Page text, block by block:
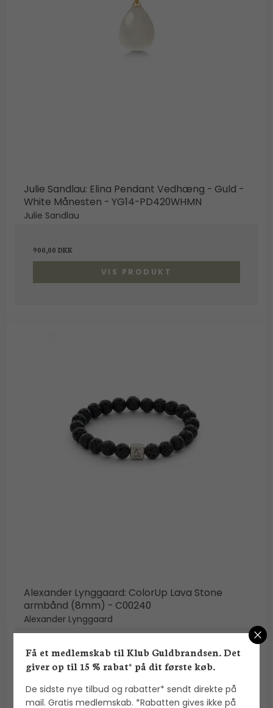
Julie Sandlau: Elina Pendant Vedhæng - Guld -
White Månesten - YG14-PD420WHMN
Julie Sandlau
900,00 DKK
VIS PRODUKT
Alexander Lynggaard: ColorUp Lava Stone
armbånd (8mm) - C00240
Alexander Lynggaard
700,00 DKK
VIS PRODUKT
Få et medlemskab til Klub Guldbrandsen. Det
giver op til 15 % rabat* på dit første køb.
De sidste nye tilbud og rabatter* sendt direkte på
mail. Gratis medlemskab. *Rabatten gives ikke på